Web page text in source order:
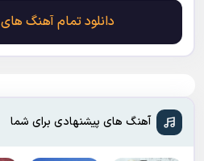
دانلود تمام آهنگ های دی جی الوان
آهنگ های پیشنهادی برای شما